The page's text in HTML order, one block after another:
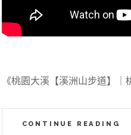
《桃園大溪【溪洲山步道】
CONTINUE READING